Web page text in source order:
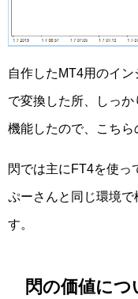
自作したMT4用のイ
で変換した所、しっ
機能したので、こちら
閃では主にFT4を使っ
ぷーさんと同じ環境で
す。
閃の価値につ